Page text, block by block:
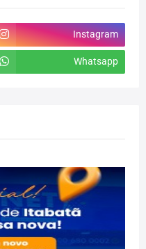
Instagram
Whatsapp